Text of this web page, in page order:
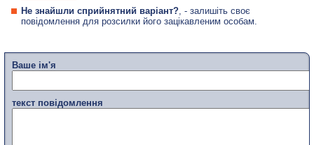
Не знайшли сприйнятний варіант?, - залишіть своє
повідомлення для розсилки його зацікавленим особам.
Ваше ім'я
текст повідомлення